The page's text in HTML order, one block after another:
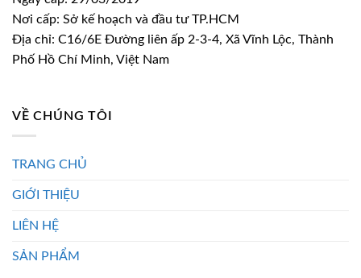
Nơi cấp: Sở kế hoạch và đầu tư TP.HCM
Địa chỉ: C16/6E Đường liên ấp 2-3-4, Xã Vĩnh Lộc, Thành
Phố Hồ Chí Minh, Việt Nam
VỀ CHÚNG TÔI
TRANG CHỦ
GIỚI THIỆU
LIÊN HỆ
SẢN PHẨM